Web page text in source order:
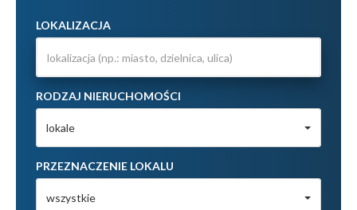
LOKALIZACJA
RODZAJ NIERUCHOMOŚCI
lokale
PRZEZNACZENIE LOKALU
wszystkie